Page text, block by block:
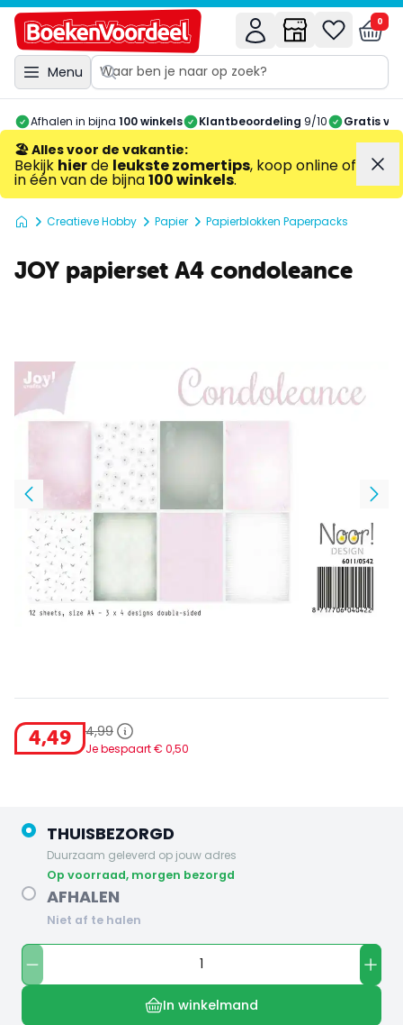
Menu
0
Afhalen in bijna 100 winkels Klantbeoordeling 9/10 Gratis
🏖️ Alles voor de vakantie:
Bekijk hierde leukste zomertips, koop online of
in één van de bijna100 winkels.
Creatieve Hobby Papier Papierblokken Paperpacks
JOY papierset A4 condoleance
4,49 4,99
Je bespaart € 0,50
THUISBEZORGD
Duurzaam geleverd op jouw adres
op voorraad, morgen bezorgd
AFHALEN
Niet af te halen
In winkelmand